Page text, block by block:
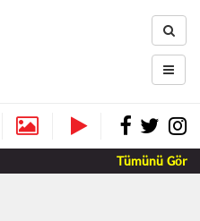
Tümünü Gör